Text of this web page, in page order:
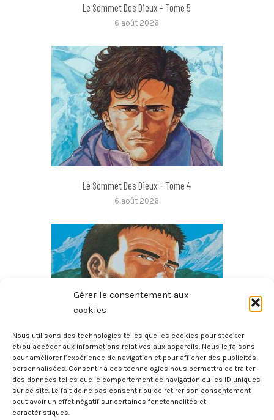
Gérer le consentement aux
cookies
Nous utilisons des technologies telles que les cookies pour stocker
et/ou accéder aux informations relatives aux appareils. Nous le faisons
pour améliorer l’expérience de navigation et pour afficher des publicités
personnalisées. Consentir à ces technologies nous permettra de traiter
des données telles que le comportement de navigation ou les ID uniques
sur ce site. Le fait de ne pas consentir ou de retirer son consentement
peut avoir un effet négatif sur certaines fonctonnalités et
caractéristiques.
Le Sommet Des Dieux – Tome 5
6 août 2026
Le Sommet Des Dieux – Tome 4
6 août 2026
Le Sommet Des Dieux – Tome 3
6 août 2026